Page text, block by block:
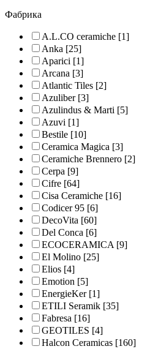
Фабрика
A.L.CO ceramiche [1]
Anka [25]
Aparici [1]
Arcana [3]
Atlantic Tiles [2]
Azuliber[3]
Azulindus & Marti [5]
Azuvi [1]
Bestile [10]
Ceramica Magica [3]
Ceramiche Brennero [2]
Cerpa [9]
Cifre [64]
Cisa Ceramiche [16]
Codicer 95 [6]
DecoVita [60]
Del Conca [6]
ECOCERAMICA[9]
El Molino [25]
Elios [4]
Emotion [5]
EnergieKer[1]
ETILI Seramik [35]
Fabresa [16]
GEOTILES [4]
Halcon Ceramicas [160]